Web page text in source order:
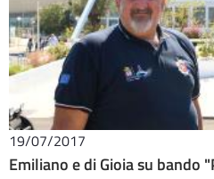
19/07/2017
Emiliano e di Gioia su bando